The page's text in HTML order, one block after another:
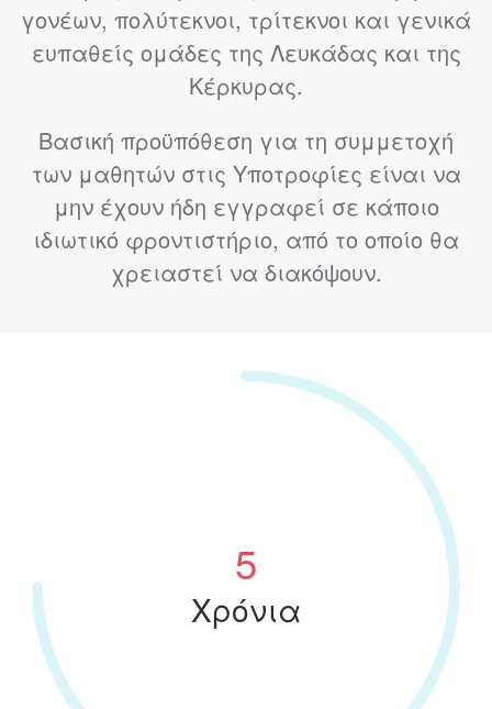
γονέων, πολύτεκνοι, τρίτεκνοι και γενικά
ευπαθείς ομάδες της Λευκάδας και της
Κέρκυρας.
Βασική προϋπόθεση για τη συμμετοχή
των μαθητών στις Υποτροφίες είναι να
μην έχουν ήδη εγγραφεί σε κάποιο
ιδιωτικό φροντιστήριο, από το οποίο θα
χρειαστεί να διακόψουν.
6
Χρόνια